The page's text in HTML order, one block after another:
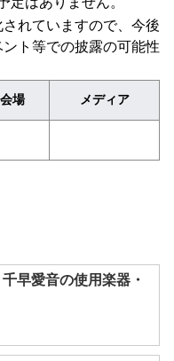
されていますので、今後
ント等での披露の可能性
会場 メディア
早愛音の使用楽器・